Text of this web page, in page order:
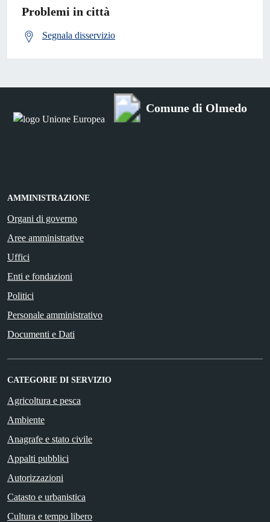
Problemi in città
Segnala disservizio
Comune di Olmedo
AMMINISTRAZIONE
Organi di governo
Aree amministrative
Uffici
Enti e fondazioni
Politici
Personale amministrativo
Documenti e Dati
CATEGORIE DI SERVIZIO
Agricoltura e pesca
Ambiente
Anagrafe e stato civile
Appalti pubblici
Autorizzazioni
Catasto e urbanistica
Cultura e tempo libero